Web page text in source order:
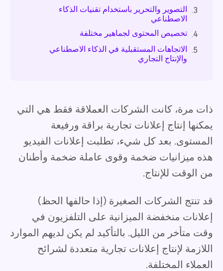
3.
التصوير والتحرير باستخدام تقنيات الذكاء
الاصطناعي
4.
تخصيص المحتوى لجماهير مختلفة
5.
الاتجاهات المستقبلية في الذكاء الاصطناعي
والإنتاج التجاري
ذات مرة، كانت الشركات العملاقة فقط هي التي
يمكنها إنتاج إعلانات تجارية براقة ورفيعة
المستوى. بعد كل شيء، تطلبت إعلانات الفيديو
هذه ميزانيات ضخمة وقوى عاملة ضخمة وأطنان
من الوقت للإنتاج.
قد تنتج الشركات الصغيرة (إذا حالفها الحظ)
إعلانات منخفضة الميزانية على التلفزيون في
وقت متأخر من الليل. بالتأكيد لم يكن لديهم الموارد
اللازمة لإنتاج إعلانات تجارية متعددة لشرائح
العملاء المختلفة.